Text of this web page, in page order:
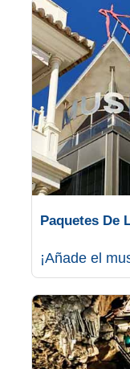
Malaga
LAS
ALPUJARRAS
Lanjarón
Órgiva
Bubión
Capileira
Pitres
Paquetes De
¡Añade el